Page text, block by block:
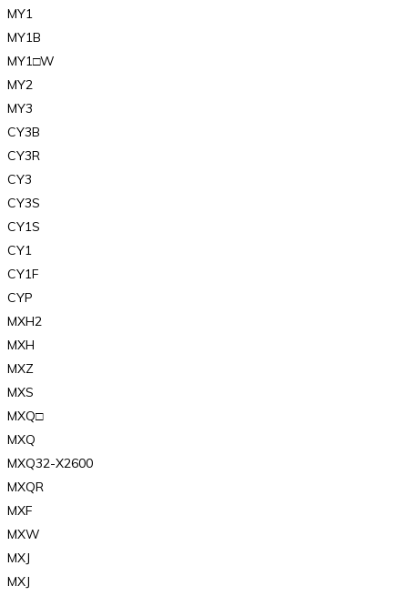
MY1
MY1B
MY1□W
MY2
MY3
CY3B
CY3R
CY3
CY3S
CY1S
CY1
CY1F
CYP
MXH2
MXH
MXZ
MXS
MXQ□
MXQ
MXQ32-X2600
MXQR
MXF
MXW
MXJ
MXJ